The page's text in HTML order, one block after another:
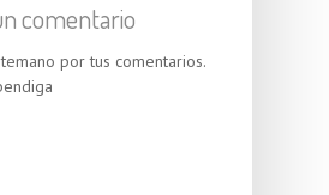
comentario
por tus comentarios.